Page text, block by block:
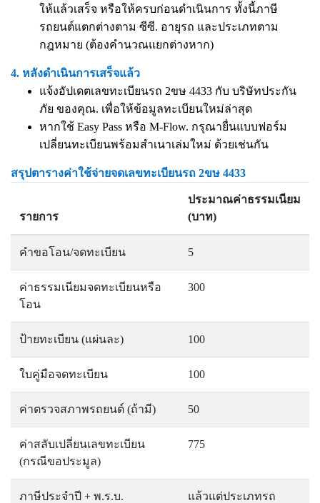
ให้แล้วเสร็จ หรือให้ครบก่อนดำเนินการ ทั้งนี้ภาษี
รถยนต์แตกต่างตาม ซีซี. อายุรถ และประเภทตาม
กฎหมาย (ต้องคำนวณแยกต่างหาก)
4. หลังดำเนินการเสร็จแล้ว
แจ้งอัปเดตเลขทะเบียนรถ 2ขษ 4433 กับ บริษัทประกัน
ภัย ของคุณ. เพื่อให้ข้อมูลทะเบียนใหม่ล่าสุด
หากใช้ Easy Pass หรือ M-Flow. กรุณายื่นแบบฟอร์ม
เปลี่ยนทะเบียนพร้อมสำเนาเล่มใหม่ ด้วยเช่นกัน
สรุปตารางค่าใช้จ่ายจดเลขทะเบียนรถ 2ขษ 4433
รายการ
ประมาณค่าธรรมเนียม
(บาท)
คำขอโอน/จดทะเบียน 5
ค่าธรรมเนียมจดทะเบียนหรือ
โอน
300
ป้ายทะเบียน (แผ่นละ) 100
ใบคู่มือจดทะเบียน 100
ค่าตรวจสภาพรถยนต์ (ถ้ามี) 50
ค่าสลับเปลี่ยนเลขทะเบียน
(กรณีขอประมูล)
775
ภาษีประจำปี + พ.ร.บ.
แล้วแต่ประเภทรถ